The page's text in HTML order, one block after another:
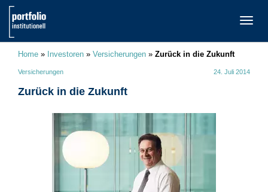
Home » Investoren » Versicherungen » Zurück in die Zukunft
Versicherungen 24. Juli 2014
Zurück in die Zukunft